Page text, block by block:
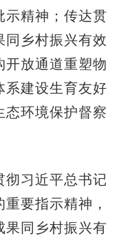
示精神；传达贯
同乡村振兴有效
开放通道重塑物
系建设生育友好
态环境保护督察
习近平总书记
要指示精神，
果同乡村振兴有